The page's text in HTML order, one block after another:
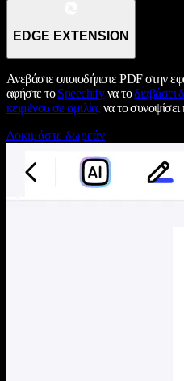
EDGE EXTENSION
Ανεβάστε οποιοδήποτε PDF στην
αφήστε τοSpeechifyνα τοδιαβάσει
κειμένου σε ομιλία, να το συνοψίσει
Δοκιμάστε δωρεάν